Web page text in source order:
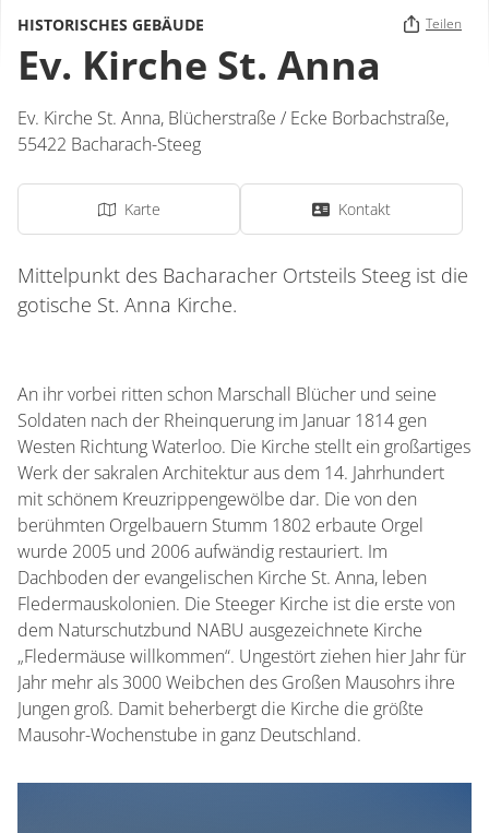
HISTORISCHES GEBÄUDE Teilen
Ev. Kirche St. Anna
Ev. Kirche St. Anna, Blücherstraße / Ecke Borbachstraße,
55422 Bacharach-Steeg
Karte Kontakt
Mittelpunkt des Bacharacher Ortsteils Steeg ist die
gotische St. Anna Kirche.
An ihr vorbei ritten schon Marschall Blücher und seine
Soldaten nach der Rheinquerung im Januar 1814 gen
Westen Richtung Waterloo. Die Kirche stellt ein großartiges
Werk der sakralen Architektur aus dem 14. Jahrhundert
mit schönem Kreuzrippengewölbe dar. Die von den
berühmten Orgelbauern Stumm 1802 erbaute Orgel
wurde 2005 und 2006 aufwändig restauriert. Im
Dachboden der evangelischen Kirche St. Anna, leben
Fledermauskolonien. Die Steeger Kirche ist die erste von
dem Naturschutzbund NABU ausgezeichnete Kirche
„Fledermäuse willkommen“. Ungestört ziehen hier Jahr für
Jahr mehr als 3000 Weibchen des Großen Mausohrs ihre
Jungen groß. Damit beherbergt die Kirche die größte
Mausohr-Wochenstube in ganz Deutschland.